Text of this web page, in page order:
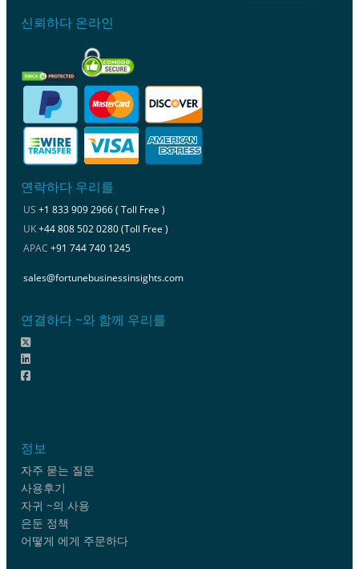
신뢰하다 온라인
연락하다 우리를
US +1 833 909 2966 ( Toll Free )
UK+44 808 502 0280 (Toll Free )
APAC +91 744 740 1245
sales@fortunebusinessinsights.com
연결하다 ~와 함께 우리를
정보
자주 묻는 질문
사용후기
자귀 ~의 사용
은둔 정책
어떻게 에게 주문하다